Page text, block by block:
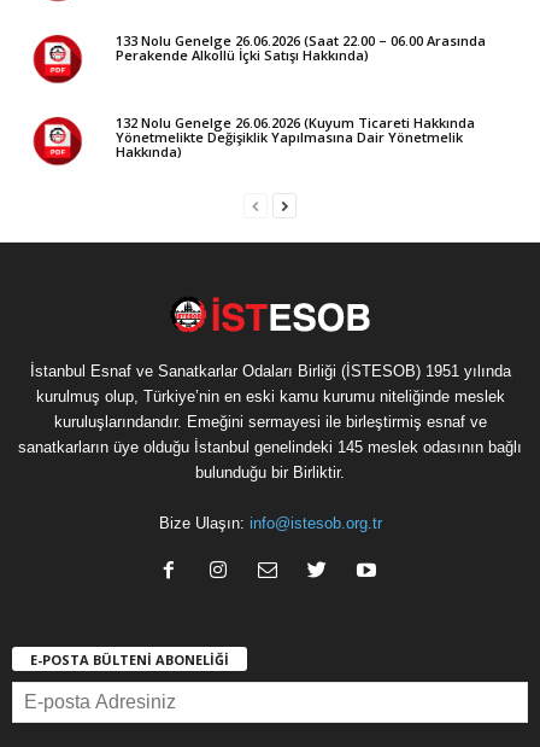
133 Nolu Genelge 26.06.2026 (Saat 22.00 – 06.00 Arasında
Perakende Alkollü İçki Satışı Hakkında)
132 Nolu Genelge 26.06.2026 (Kuyum Ticareti Hakkında
Yönetmelikte Değişiklik Yapılmasına Dair Yönetmelik
Hakkında)
İstanbul Esnaf ve Sanatkarlar Odaları Birliği (İSTESOB) 1951 yılında
kurulmuş olup, Türkiye’nin en eski kamu kurumu niteliğinde meslek
kuruluşlarındandır. Emeğini sermayesi ile birleştirmiş esnaf ve
sanatkarların üye olduğu İstanbul genelindeki 145 meslek odasının bağlı
bulunduğu bir Birliktir.
Bize Ulaşın: info@istesob.org.tr
E-POSTA BÜLTENİ ABONELİĞİ